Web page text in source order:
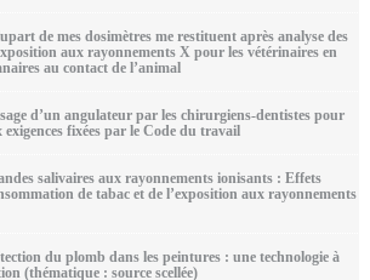
de mes dosimètres me restituent après analyse des
aux rayonnements X pour les vétérinaires en
au contact de l’animal
d’un angulateur par les chirurgiens-dentistes pour
fixées par le Code du travail
salivaires aux rayonnements ionisants : Effets
de tabac et de l’exposition aux rayonnements
du plomb dans les peintures : une technologie à
(thématique : source scellée)